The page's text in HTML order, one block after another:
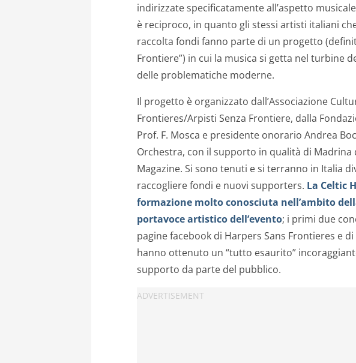
indirizzate specificatamente all’aspetto
è reciproco, in quanto gli stessi artisti italiani
raccolta fondi fanno parte di un progetto
Frontiere”) in cui la musica si getta nel turbine
delle problematiche moderne.
Il progetto è organizzato dall’Associazione
Frontieres/Arpisti Senza Frontiere, dalla
Prof. F. Mosca e presidente onorario Andrea
Orchestra, con il supporto in qualità di Madrina
Magazine. Si sono tenuti e si terranno in Italia
raccogliere fondi e nuovi supporters. La Celtic
formazione molto conosciuta nell’ambito
portavoce artistico dell’evento; i primi due
pagine facebook di Harpers Sans Frontieres e
hanno ottenuto un “tutto esaurito”
supporto da parte del pubblico.